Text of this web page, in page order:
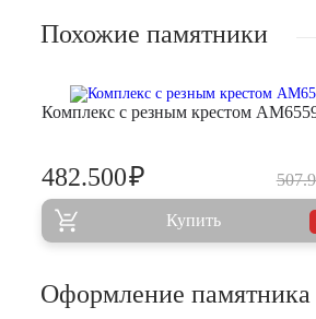
Похожие памятники
Комплекс с резным крестом
482.500₽
Купить
Оформление памятника